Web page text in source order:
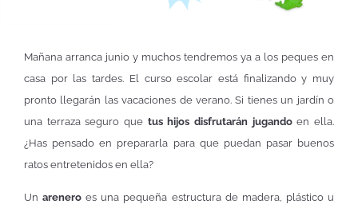
Mañana arranca junio y muchos tendremos ya a los peques en
casa por las tardes. El curso escolar está finalizando y muy
pronto llegarán las vacaciones de verano. Si tienes un jardín o
una terraza seguro que tus hijos disfrutarán jugandoen ella.
¿Has pensado en prepararla para que puedan pasar buenos
ratos entretenidos en ella?
Unarenero es una pequeña estructura de madera, plástico u